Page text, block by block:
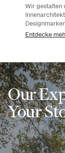
Wir gestalten
Entdecke
Our
Your